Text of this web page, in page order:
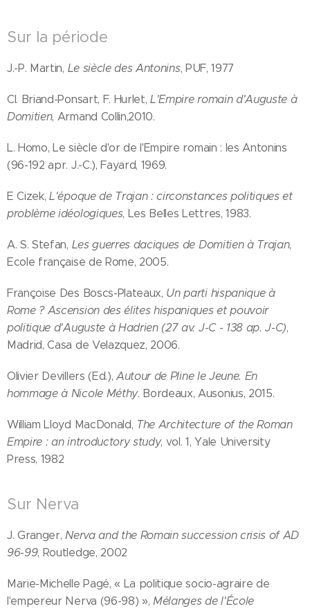
Sur la période
J.-P. Martin, Le siècle des Antonins, PUF, 1977
Cl. Briand-Ponsart, F. Hurlet, L'Empire romain d'Auguste à
Domitien, Armand Collin,2010.
L. Homo, Le siècle d'or de l'Empire romain : les Antonins
(96-192 apr. J.-C.), Fayard, 1969.
E Cizek,L'époque de Trajan : circonstances politiques et
problème idéologiques, Les Belles Lettres, 1983.
A. S. Stefan, Les guerres daciques de Domitien à Trajan,
Ecole française de Rome, 2005.
Françoise Des Boscs-Plateaux, Un parti hispanique à
Rome ? Ascension des élites hispaniques et pouvoir
politique d'Auguste à Hadrien (27 av. J-C - 138 ap. J-C),
Madrid, Casa de Velazquez, 2006.
Olivier Devillers (Ed.), Autour de Pline le Jeune. En
hommage à Nicole Méthy. Bordeaux, Ausonius, 2015.
William Lloyd MacDonald, The Architecture of the Roman
Empire : an introductory study, vol. 1, Yale University
Press, 1982
Sur Nerva
J. Granger,Nerva and the Romain succession crisis of AD
96-99, Routledge, 2002
Marie-Michelle Pagé, « La politique socio-agraire de
l'empereur Nerva (96-98) »,Mélanges de l'École